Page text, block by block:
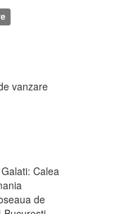
vanzare
Calea
de